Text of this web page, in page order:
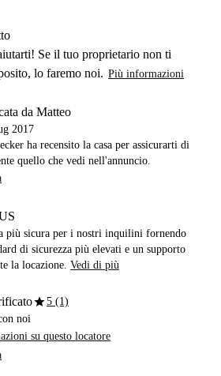
Se il tuo proprietario non ti
lo faremo noi. Più informazioni
da Matteo
2017
ha recensito la casa per assicurarti di
quello che vedi nell'annuncio.
più sicura per i nostri inquilini fornendo
di sicurezza più elevati e un supporto
la locazione. Vedi di più
star5 (1)
noi
su questo locatore